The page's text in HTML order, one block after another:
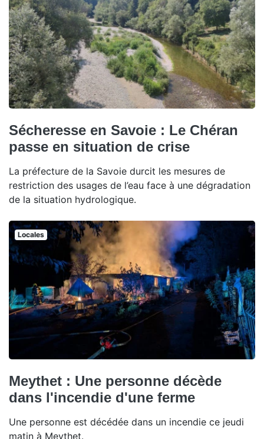
Sécheresse en Savoie : Le Chéran
passe en situation de crise
La préfecture de la Savoie durcit les mesures de
restriction des usages de l’eau face à une dégradation
de la situation hydrologique.
Locales
Meythet : Une personne décède
dans l'incendie d'une ferme
Une personne est décédée dans un incendie ce jeudi
matin à Meythet.